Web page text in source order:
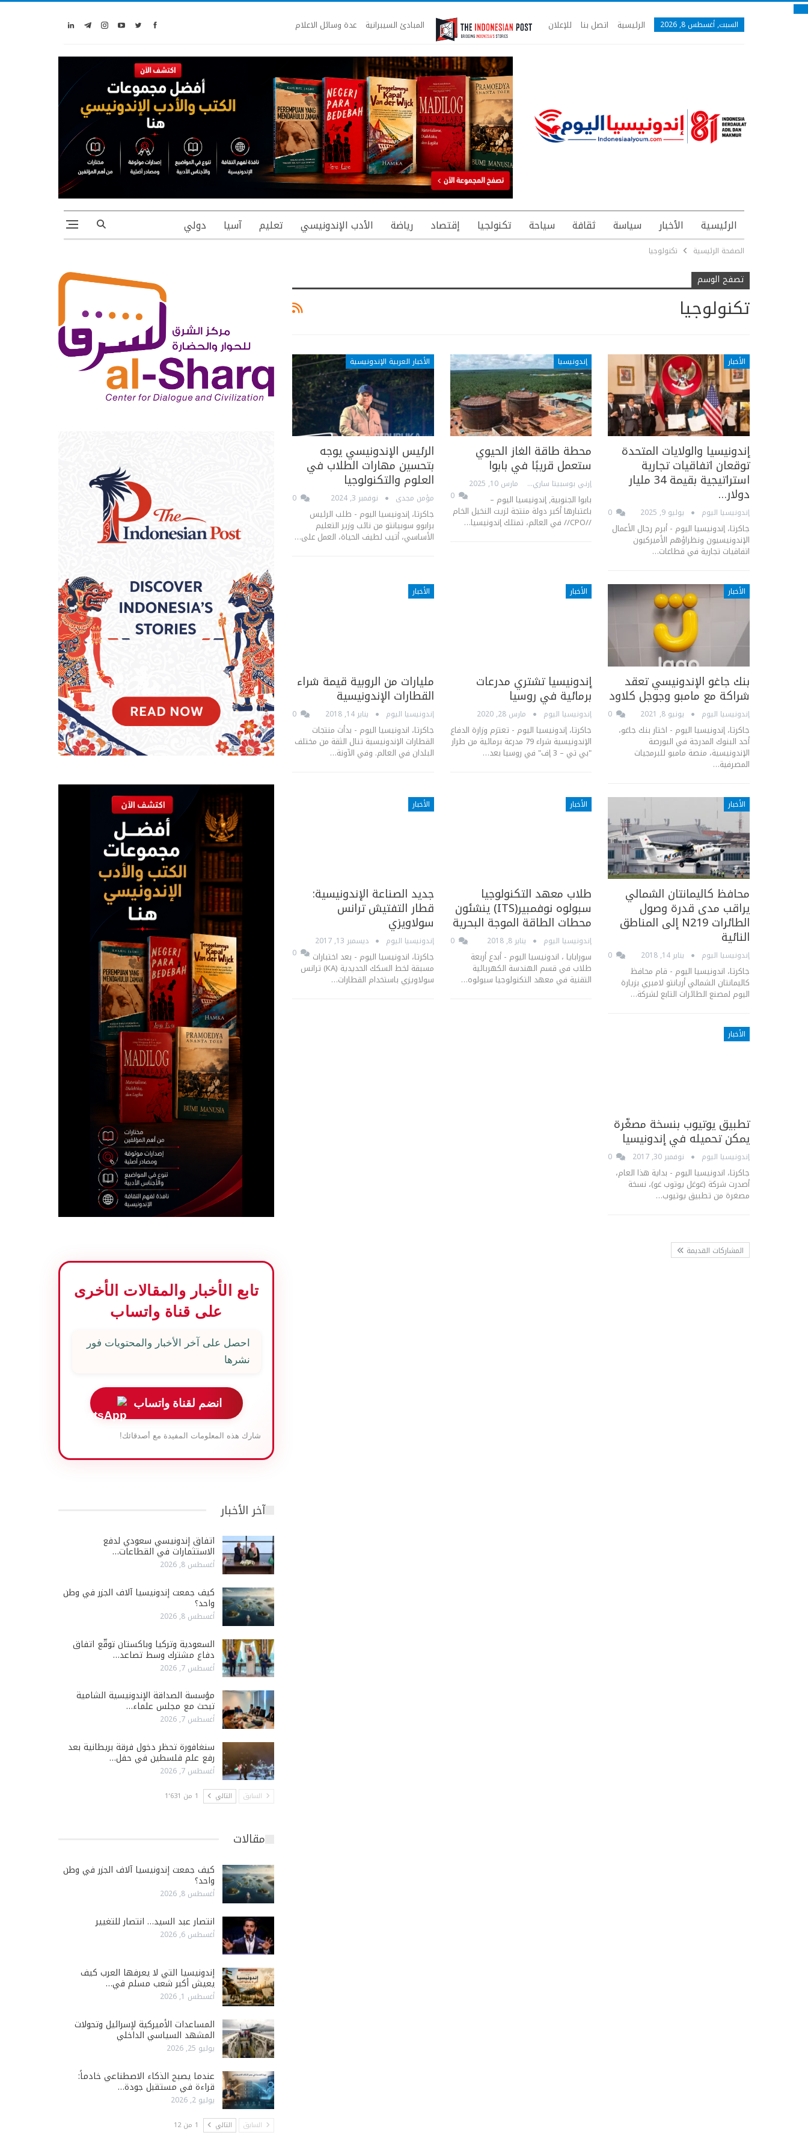
السبت, أغسطس 8, 2026 الرئيسية اتصل بنا للإعلان المبادئ السيبرانية عدة وسائل الاعلام
الرئيسية الأخبار سياسة ثقافة سياحة تكنولجيا إقتصاد رياضة الأدب الإندونيسي تعليم آسيا دولي
الصفحة الرئيسية تكنولوجيا
تصفح الوسم
تكنولوجيا
الأخبار
إندونيسيا والولايات المتحدة
توقعان اتفاقيات تجارية
استراتيجية بقيمة 34 مليار
دولار…
إندونيسيا اليوم يوليو 9, 2025
جاكرتا، إندونيسيا اليوم - أبرم رجال الأعمال
الإندونيسيون ونظراؤهم الأميركيون
اتفاقيات تجارية في قطاعات…
إندونيسيا
محطة طاقة الغاز الحيوي
ستعمل قريبًا في بابوا
إرني بوسبيتا ساري
مارس 10, 2025
0
بابوا الجنوبية, إندونيسيا اليوم –
باعتبارها أكبر دولة منتجة لزيت النخيل الخام
//CPO// في العالم، تمتلك إندونيسيا…
الأخبار العربية الإندونيسية
الرئيس الإندونيسي يوجه
بتحسين مهارات الطلاب في
العلوم والتكنولوجيا
مؤمن مجدى نوفمبر 3, 2024
جاكرتا، إندونيسيا اليوم - طلب الرئيس
برابوو سوبيانتو من نائب وزير التعليم
الأساسي، أتيب لطيف الحياة، العمل على…
الأخبار
بنك جاغو الإندونيسي تعقد
شراكة مع مامبو وجوجل كلاود
إندونيسيا اليوم يونيو 8, 2021
جاكرتا، إندونيسيا اليوم - اختار بنك جاغو،
أحد البنوك المدرجة في البورصة
الإندونيسية، منصة مامبو للبرمجيات
المصرفية…
الأخبار
إندونيسيا تشتري مدرعات
برمائية في روسيا
إندونيسيا اليوم مارس 28, 2020
جاكرتا، إندونيسيا اليوم - تعتزم وزارة الدفاع
الإندونيسية شراء 79 مدرعة برمائية من طراز
"بي تي – 3 إف" في روسيا بعد…
الأخبار
مليارات من الروبية قيمة شراء
القطارات الإندونيسية
إندونيسيا اليوم يناير 14, 2018
جاكرتا، اندونيسيا اليوم - بدأت منتجات
القطارات الإندونيسية تنال الثقة من مختلف
البلدان في العالم. وفي الآونة…
الأخبار
محافظ كاليمانتان الشمالي
يراقب مدى قدرة وصول
الطائرات N219 إلى المناطق
النائية
إندونيسيا اليوم يناير 14, 2018
جاكرتا، اندونيسيا اليوم - قام محافظ
كاليمانتان الشمالي أريانتو لامبري بزيارة
اليوم لمصنع الطائرات التابع لشركة…
الأخبار
طلاب معهد التكنولوجيا
سبولوه نوفمبير(ITS) ينشئون
محطات الطاقة الموجة البحرية
إندونيسيا اليوم يناير 8, 2018 0
سورابايا ، اندونيسيا اليوم - أبدع أربعة
طلاب في قسم الهندسة الكهربائية
التقنية في معهد التكنولوجيا سبولوه…
الأخبار
جديد الصناعة الإندونيسية:
قطار التفتيش ترانس
سولاويزي
إندونيسيا اليوم
ديسمبر 13, 2017
جاكرتا، اندونيسيا اليوم - بعد اختبارات
مسبقة لخط السكك الحديدية (KA) ترانس
سولاويزي باستخدام القطارات…
الأخبار
تطبيق يوتيوب بنسخة مصغّرة
يمكن تحميله في إندونيسيا
إندونيسيا اليوم نوفمبر 30, 2017
جاكرتا، اندونيسيا اليوم - بداية هذا العام،
أصدرت شركة (غوغل يوتوب غو)، نسخة
مصغرة من تطبيق يوتيوب…
المشاركات القديمة
تابع الأخبار والمقالات الأخرى
على قناة واتساب
احصل على آخر الأخبار والمحتويات فور
نشرها
انضم لقناة واتساب
شارك هذه المعلومات المفيدة مع أصدقائك!
آخر الأخبار
اتفاق إندونيسي سعودي لدفع
الاستثمارات في القطاعات…
أغسطس 8, 2026
كيف جمعت إندونيسيا آلاف الجزر في وطن
واحد؟
أغسطس 8, 2026
السعودية وتركيا وباكستان توقّع اتفاق
دفاع مشترك وسط تصاعد…
أغسطس 7, 2026
مؤسسة الصداقة الإندونيسية الشامية
تبحث مع مجلس علماء…
أغسطس 7, 2026
سنغافورة تحظر دخول فرقة بريطانية بعد
رفع علم فلسطين في حفل…
أغسطس 7, 2026
السابق التالي 1 من 1٬631
مقالات
كيف جمعت إندونيسيا آلاف الجزر في وطن
واحد؟
أغسطس 8, 2026
انتصار عبد السيد… انتصار للتغيير
أغسطس 6, 2026
إندونيسيا التي لا يعرفها العرب كيف
يعيش أكبر شعب مسلم في…
أغسطس 1, 2026
المساعدات الأميركية لإسرائيل وتحولات
المشهد السياسي الداخلي
يوليو 25, 2026
عندما يصبح الذكاء الاصطناعي خادماً:
قراءة في مستقبل جودة…
يوليو 2, 2026
السابق التالي 1 من 12